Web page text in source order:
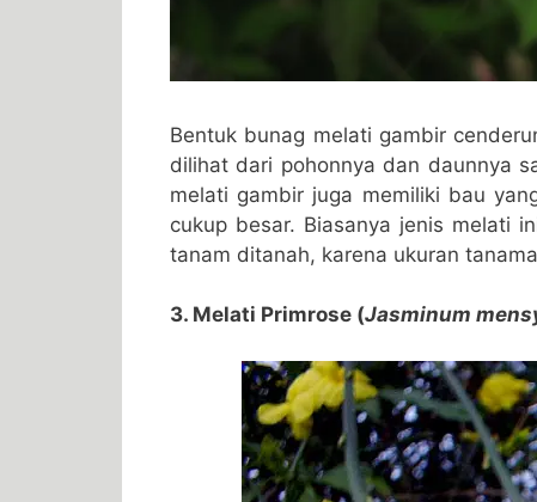
Bentuk bunag melati gambir
dilihat dari pohonnya dan daunnya
melati gambir juga memiliki bau
cukup besar. Biasanya jenis melati
tanam ditanah, karena ukuran
3. Melati Primrose (Jasminum